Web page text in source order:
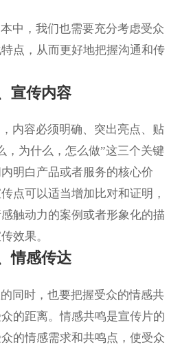
中，我们也需要充分考虑受众
点，从而更好地把握沟通和传
宣传内容
内容必须明确、突出亮点、贴
，为什么，怎么做”这三个关键
明白产品或者服务的核心价
点可以适当增加比对和证明，
触动力的案例或者形象化的描
效果。
情感传达
同时，也要把握受众的情感共
的距离。情感共鸣是宣传片的
的情感需求和共鸣点，使受众